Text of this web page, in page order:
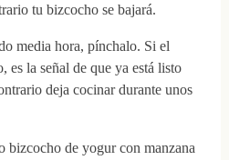
tu bizcocho se bajará.
media hora, pínchalo. Si el
es la señal de que ya está listo
deja cocinar durante unos
bizcocho de yogur con manzana